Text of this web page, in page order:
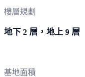
樓層規劃
地下 2 層，地上 9 層
基地面積